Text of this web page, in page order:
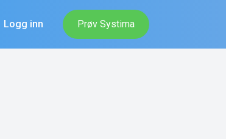
Logg inn Prøv Systima